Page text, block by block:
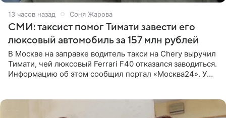
13 часов назад Соня Жарова
СМИ: таксист помог Тимати завести его
люксовый автомобиль за 157 млн рублей
В Москве на заправке водитель такси на Chery выручил
Тимати, чей люксовый Ferrari F40 отказался заводиться.
Информацию об этом сообщил портал «Москва24». У